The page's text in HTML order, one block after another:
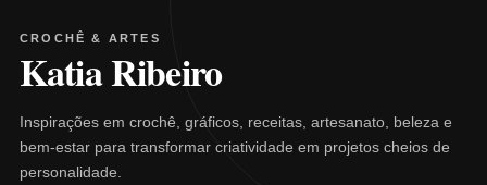
CROCHÊ & ARTES
Katia Ribeiro
Inspirações em crochê, gráficos, receitas, artesanato, beleza e
bem-estar para transformar criatividade em projetos cheios de
personalidade.